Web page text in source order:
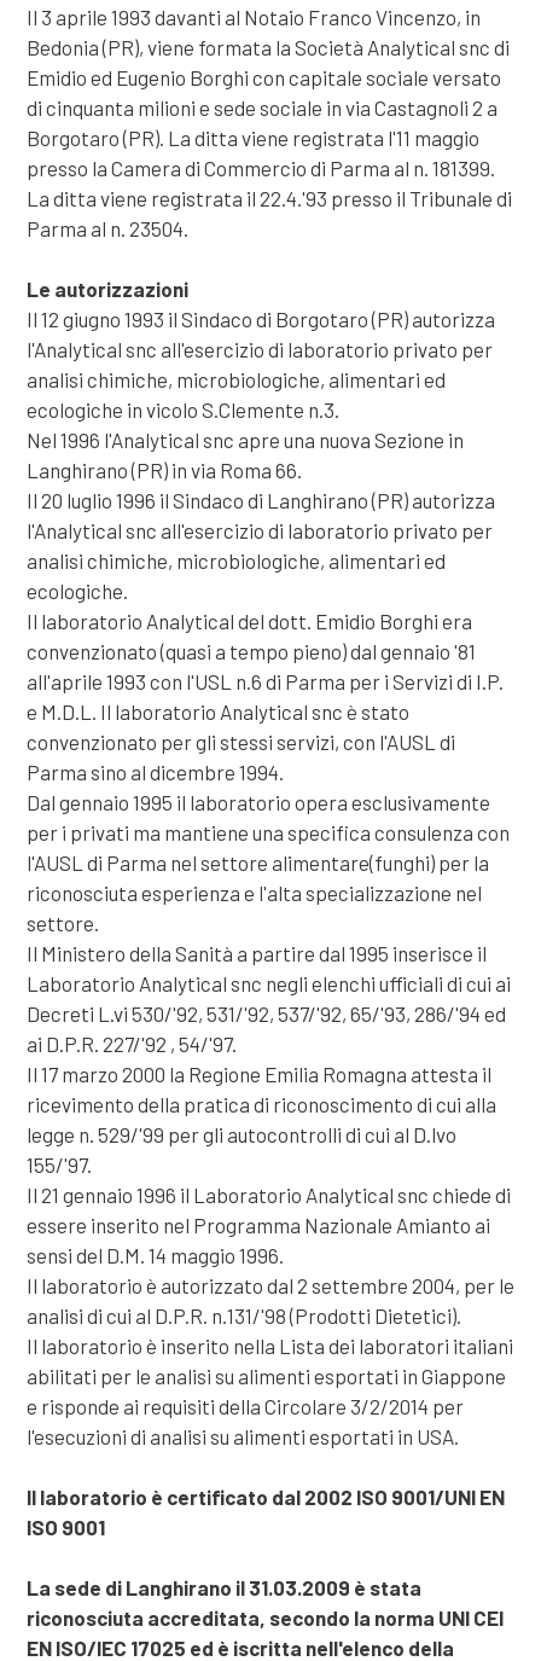
Il 3 aprile 1993 davanti al Notaio Franco Vincenzo, in
Bedonia (PR), viene formata la Società Analytical snc di
Emidio ed Eugenio Borghi con capitale sociale versato
di cinquanta milioni e sede sociale in via Castagnoli 2 a
Borgotaro (PR). La ditta viene registrata l'11 maggio
presso la Camera di Commercio di Parma al n. 181399.
La ditta viene registrata il 22.4.'93 presso il Tribunale di
Parma al n. 23504.
Le autorizzazioni
Il 12 giugno 1993 il Sindaco di Borgotaro (PR) autorizza
l'Analytical snc all'esercizio di laboratorio privato per
analisi chimiche, microbiologiche, alimentari ed
ecologiche in vicolo S.Clemente n.3.
Nel 1996 l'Analytical snc apre una nuova Sezione in
Langhirano (PR) in via Roma 66.
Il 20 luglio 1996 il Sindaco di Langhirano (PR) autorizza
l'Analytical snc all'esercizio di laboratorio privato per
analisi chimiche, microbiologiche, alimentari ed
ecologiche.
Il laboratorio Analytical del dott. Emidio Borghi era
convenzionato (quasi a tempo pieno) dal gennaio '81
all'aprile 1993 con l'USL n.6 di Parma per i Servizi di I.P.
e M.D.L. Il laboratorio Analytical snc è stato
convenzionato per gli stessi servizi, con l'AUSL di
Parma sino al dicembre 1994.
Dal gennaio 1995 il laboratorio opera esclusivamente
per i privati ma mantiene una specifica consulenza con
l'AUSL di Parma nel settore alimentare(funghi) per la
riconosciuta esperienza e l'alta specializzazione nel
settore.
Il Ministero della Sanità a partire dal 1995 inserisce il
Laboratorio Analytical snc negli elenchi ufficiali di cui ai
Decreti L.vi 530/'92, 531/'92, 537/'92, 65/'93, 286/'94 ed
ai D.P.R. 227/'92 , 54/'97.
Il 17 marzo 2000 la Regione Emilia Romagna attesta il
ricevimento della pratica di riconoscimento di cui alla
legge n. 529/'99 per gli autocontrolli di cui al D.lvo
155/'97.
Il 21 gennaio 1996 il Laboratorio Analytical snc chiede di
essere inserito nel Programma Nazionale Amianto ai
sensi del D.M. 14 maggio 1996.
Il laboratorio è autorizzato dal 2 settembre 2004, per le
analisi di cui al D.P.R. n.131/'98 (Prodotti Dietetici).
Il laboratorio è inserito nella Lista dei laboratori italiani
abilitati per le analisi su alimenti esportati in Giappone
e risponde ai requisiti della Circolare 3/2/2014 per
l'esecuzioni di analisi su alimenti esportati in USA.
Il laboratorio è certificato dal 2002 ISO 9001/UNI EN
ISO 9001
La sede di Langhirano il 31.03.2009 è stata
riconosciuta accreditata, secondo la norma UNI CEI
EN ISO/IEC 17025 ed è iscritta nell'elenco della